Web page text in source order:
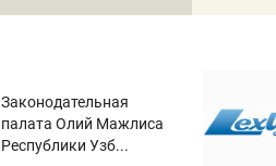
Законодательная
палата Олий Мажлиса
Республики Узб...